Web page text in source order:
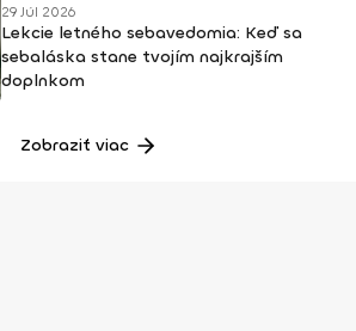
29 Júl 2026
Lekcie letného sebavedomia: Keď sa
sebaláska stane tvojím najkrajším
doplnkom
Zobraziť viac